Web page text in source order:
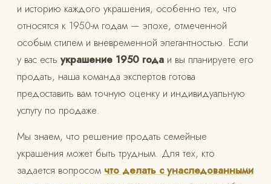
и историю каждого украшения, особенно тех, что
относятся к 1950-м годам — эпохе, отмеченной
особым стилем и вневременной элегантностью. Если
у вас есть украшение 1950 года и вы планируете его
продать, наша команда экспертов готова
предоставить вам точную оценку и индивидуальную
услугу по продаже.
Мы знаем, что решение продать семейные
украшения может быть трудным. Для тех, кто
задается вопросом что делать с унаследованными